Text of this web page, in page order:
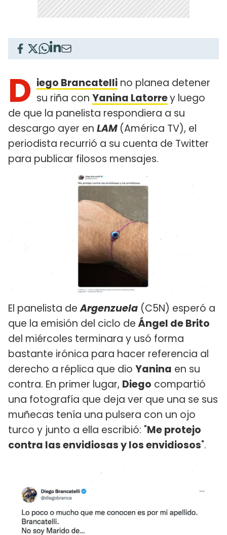
D iego Brancatelli no planea detener
su riña con Yanina Latorrey luego
de que la panelista respondiera a su
descargo ayer en LAM (América TV), el
periodista recurrió a su cuenta de Twitter
para publicar filosos mensajes.
El panelista deArgenzuela (C5N) esperó a
que la emisión del ciclo deÁngel de Brito
del miércoles terminara y usó forma
bastante irónica para hacer referencia al
derecho a réplica que dio Yanina en su
contra. En primer lugar, Diego compartió
una fotografía que deja ver que una se sus
muñecas tenía una pulsera con un ojo
turco y junto a ella escribió: "Me protejo
contra las envidiosas y los envidiosos".